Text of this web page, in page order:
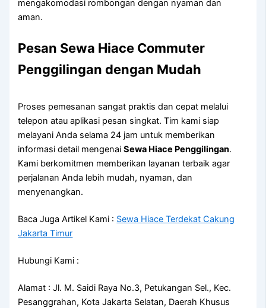
mengakomodasi rombongan dengan nyaman dan
aman.
Pesan Sewa Hiace Commuter
Penggilingan dengan Mudah
Proses pemesanan sangat praktis dan cepat melalui
telepon atau aplikasi pesan singkat. Tim kami siap
melayani Anda selama 24 jam untuk memberikan
informasi detail mengenaiSewa Hiace Penggilingan.
Kami berkomitmen memberikan layanan terbaik agar
perjalanan Anda lebih mudah, nyaman, dan
menyenangkan.
Baca Juga Artikel Kami : Sewa Hiace Terdekat Cakung
Jakarta Timur
Hubungi Kami :
Alamat : Jl. M. Saidi Raya No.3, Petukangan Sel., Kec.
Pesanggrahan, Kota Jakarta Selatan, Daerah Khusus